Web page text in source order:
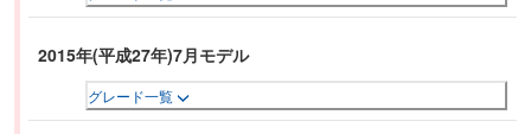
2015年(平成27年)7月モデル
グレード一覧